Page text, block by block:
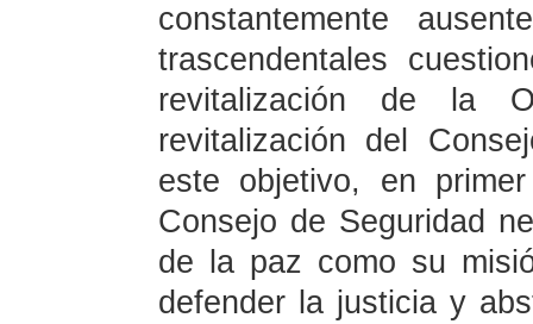
constantemente
trascendentales
revitalización de la
revitalización del
este objetivo, en
Consejo de Seguridad
de la paz como su
defender la justicia y